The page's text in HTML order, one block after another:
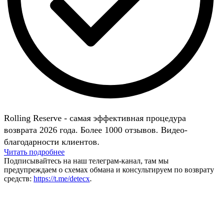
Rolling Reserve - самая эффективная процедура
возврата 2026 года. Более 1000 отзывов. Видео-
благодарности клиентов.
Читать подробнее
Подписывайтесь на наш телеграм-канал, там мы
предупреждаем о схемах обмана и консультируем по возврату
средств: https://t.me/detecx.